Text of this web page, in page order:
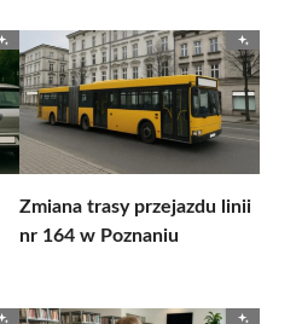
Zmiana trasy przejazdu linii
nr 164 w Poznaniu